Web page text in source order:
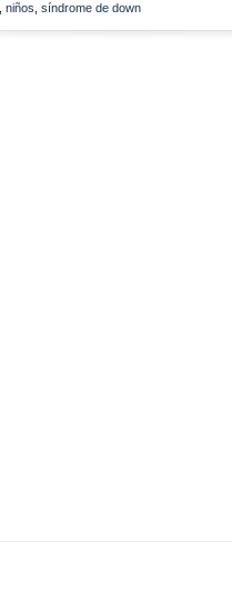
niños síndrome de down